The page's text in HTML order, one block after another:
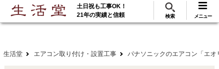
ご利用 288万･工事実績117万件! 無料見積
土日祝も工事OK！
21年の実績と信頼
検索 メニュー
生活堂 エアコン取り付け・設置工事 パナソニックのエアコン「エオ